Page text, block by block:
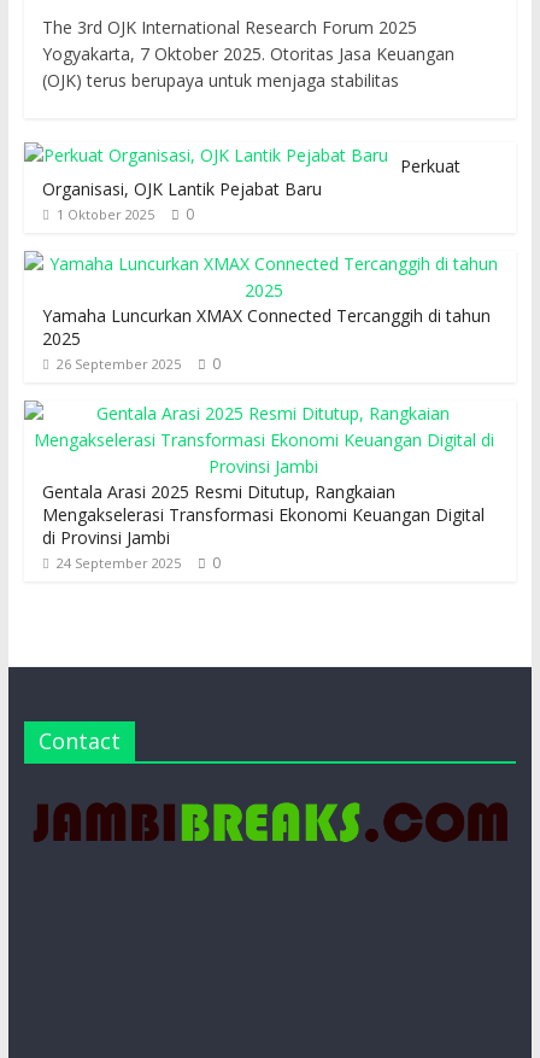
The 3rd OJK International Research Forum 2025
Yogyakarta, 7 Oktober 2025. Otoritas Jasa Keuangan
(OJK) terus berupaya untuk menjaga stabilitas
Perkuat
Organisasi, OJK Lantik Pejabat Baru
1 Oktober 2025 0
Yamaha Luncurkan XMAX Connected Tercanggih di tahun
2025
26 September 2025 0
Gentala Arasi 2025 Resmi Ditutup, Rangkaian
Mengakselerasi Transformasi Ekonomi Keuangan Digital
di Provinsi Jambi
24 September 2025 0
Contact